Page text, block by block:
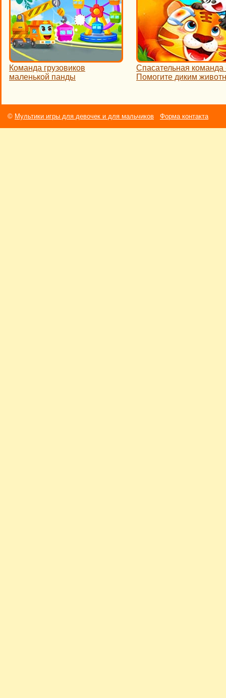
Команда грузовиков
маленькой панды
Спасательная команда
Помогите диким
© Мультики игры для девочек и для мальчиков Форма контакта